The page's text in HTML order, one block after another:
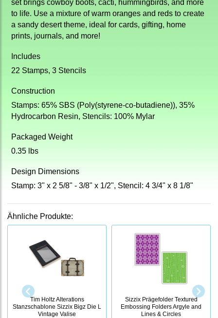
set brings cowboy boots, cacti, hummingbirds, and more
to life. Use a mixture of warm oranges and reds to create
a sandy desert theme, ideal for cards, gifting, home
prints, journals, and more!
Includes
22 Stamps, 3 Stencils
Construction
Stamps: 65% SBS (Poly(styrene-co-butadiene)), 35%
Hydrocarbon Resin, Stencils: 100% Mylar
Packaged Weight
0.35 lbs
Design Dimensions
Stamp: 3" x 2 5/8" - 3/8" x 1/2", Stencil: 4 3/4" x 8 1/8"
Ähnliche Produkte:
Tim Holtz Alterations
Stanzschablone Sizzix Bigz Die L
Vintage Valise
Sizzix Prägefolder Textured
Embossing Folders Argyle and
Lines & Circles